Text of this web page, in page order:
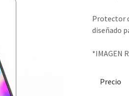
Protector
diseñado
*IMAGEN
Precio